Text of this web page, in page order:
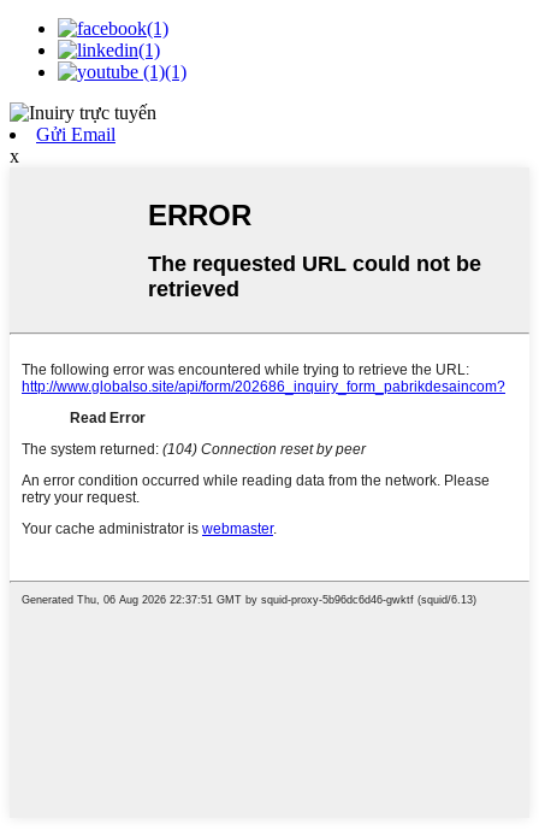
Gửi Email
x